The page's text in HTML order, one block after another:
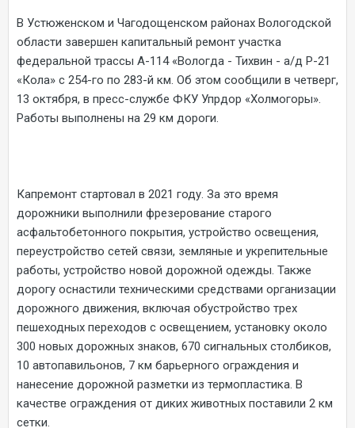
В Устюженском и Чагодощенском районах Вологодской
области завершен капитальный ремонт участка
федеральной трассы А-114 «Вологда - Тихвин - а/д Р-21
«Кола» с 254-го по 283-й км. Об этом сообщили в четверг,
13 октября, в пресс-службе ФКУ Упрдор «Холмогоры».
Работы выполнены на 29 км дороги.
Капремонт стартовал в 2021 году. За это время
дорожники выполнили фрезерование старого
асфальтобетонного покрытия, устройство освещения,
переустройство сетей связи, земляные и укрепительные
работы, устройство новой дорожной одежды. Также
дорогу оснастили техническими средствами организации
дорожного движения, включая обустройство трех
пешеходных переходов с освещением, установку около
300 новых дорожных знаков, 670 сигнальных столбиков,
10 автопавильонов, 7 км барьерного ограждения и
нанесение дорожной разметки из термопластика. В
качестве ограждения от диких животных поставили 2 км
сетки.